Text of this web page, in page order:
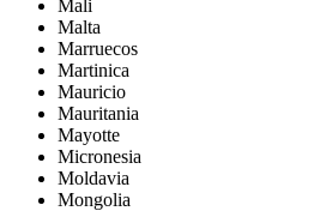
Mali
Malta
Marruecos
Martinica
Mauricio
Mauritania
Mayotte
Micronesia
Moldavia
Mongolia